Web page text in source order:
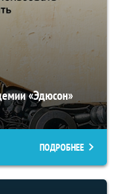
«Эдюсон»
ПОДРОБНЕЕ